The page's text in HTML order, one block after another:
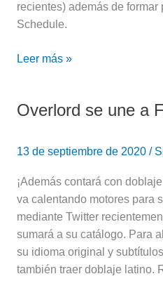
recientes) además de
Schedule.
Leer más »
Overlord se une a
13 de septiembre de 2020 /
¡Además contará con
va calentando motores para
mediante Twitter
sumará a su catálogo. Para
su idioma original y
también traer doblaje latino.
Overlord
Funimation
Mexico